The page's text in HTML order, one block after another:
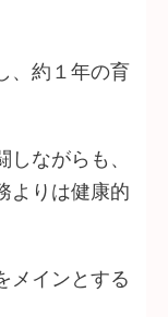
、約１年の育
ながらも、
よりは健康的
メインとする